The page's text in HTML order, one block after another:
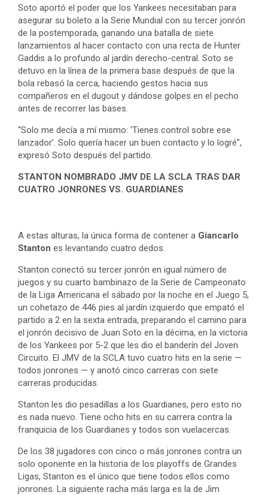
Soto aportó el poder que los Yankees necesitaban para
asegurar su boleto a la Serie Mundial con su tercer jonrón
de la postemporada, ganando una batalla de siete
lanzamientos al hacer contacto con una recta de Hunter
Gaddis a lo profundo al jardín derecho-central. Soto se
detuvo en la línea de la primera base después de que la
bola rebasó la cerca, haciendo gestos hacia sus
compañeros en el dugout y dándose golpes en el pecho
antes de recorrer las bases.
“Solo me decía a mí mismo: ‘Tienes control sobre ese
lanzador’. Solo quería hacer un buen contacto y lo logré”,
expresó Soto después del partido.
STANTON NOMBRADO JMV DE LA SCLA TRAS DAR
CUATRO JONRONES VS. GUARDIANES
A estas alturas, la única forma de contener a Giancarlo
Stanton es levantando cuatro dedos.
Stanton conectó su tercer jonrón en igual número de
juegos y su cuarto bambinazo de la Serie de Campeonato
de la Liga Americana el sábado por la noche en el Juego 5,
un cohetazo de 446 pies al jardín izquierdo que empató el
partido a 2 en la sexta entrada, preparando el camino para
el jonrón decisivo de Juan Soto en la décima, en la victoria
de los Yankees por 5-2 que les dio el banderín del Joven
Circuito. El JMV de la SCLA tuvo cuatro hits en la serie —
todos jonrones — y anotó cinco carreras con siete
carreras producidas.
Stanton les dio pesadillas a los Guardianes, pero esto no
es nada nuevo. Tiene ocho hits en su carrera contra la
franquicia de los Guardianes y todos son vuelacercas.
De los 38 jugadores con cinco o más jonrones contra un
solo oponente en la historia de los playoffs de Grandes
Ligas, Stanton es el único que tiene todos ellos como
jonrones. La siguiente racha más larga es la de Jim